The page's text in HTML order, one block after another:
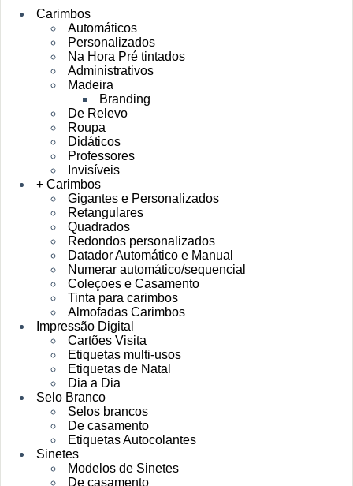
Carimbos
Automáticos
Personalizados
Na Hora Pré tintados
Administrativos
Madeira
Branding
De Relevo
Roupa
Didáticos
Professores
Invisíveis
+ Carimbos
Gigantes e Personalizados
Retangulares
Quadrados
Redondos personalizados
Datador Automático e Manual
Numerar automático/sequencial
Coleçoes e Casamento
Tinta para carimbos
Almofadas Carimbos
Impressão Digital
Cartões Visita
Etiquetas multi-usos
Etiquetas de Natal
Dia a Dia
Selo Branco
Selos brancos
De casamento
Etiquetas Autocolantes
Sinetes
Modelos de Sinetes
De casamento